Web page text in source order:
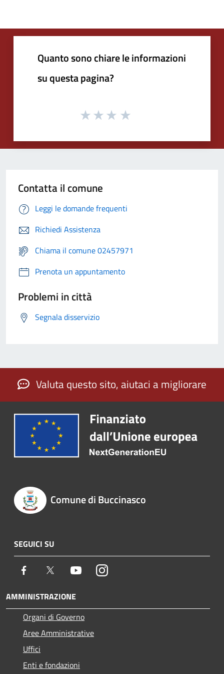
Quanto sono chiare le informazioni
su questa pagina?
Contatta il comune
Leggi le domande frequenti
Richiedi Assistenza
Chiama il comune 02457971
Prenota un appuntamento
Problemi in città
Segnala disservizio
Valuta questo sito, aiutaci a migliorare
Comune di Buccinasco
SEGUICI SU
Facebook Twitter YoutubeInstagram
AMMINISTRAZIONE
Organi di Governo
Aree Amministrative
Uffici
Enti e fondazioni